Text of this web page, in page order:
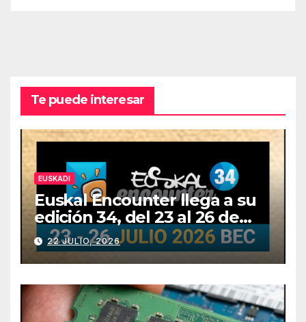
Te puede interesar
EUSKADI
Euskal Encounter llega a su
edición 34, del 23 al 26 de
julio
22 JULIO, 2026